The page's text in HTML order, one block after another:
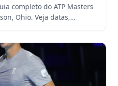
completo do ATP Masters
Ohio. Veja datas,